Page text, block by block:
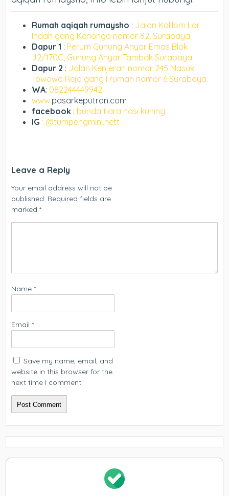
Rumah aqiqah rumaysho : Jalan Kalilom Lor
Indah gang Kenongo nomor 82, Surabaya.
Dapur 1 : Perum Gunung Anyar Emas Blok
J2/170C, Gunung Anyar Tambak Surabaya.
Dapur 2 : Jalan Kenjeran nomor 245 Masuk
Towowo Rejo gang I rumah nomor 6 Surabaya.
WA: 082244449942
www.pasarkeputran.com
facebook : bunda tiara nasi kuning
IG : @tumpengmini.nett
Leave a Reply
Your email address will not be
published. Required fields are
marked*
Name*
Email*
Save my name, email, and
website in this browser for the
next time I comment.